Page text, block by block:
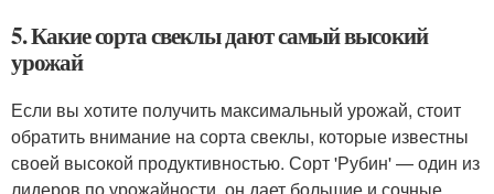
5. Какие сорта свеклы дают самый высокий
урожай
Если вы хотите получить максимальный урожай, стоит
обратить внимание на сорта свеклы, которые известны
своей высокой продуктивностью. Сорт 'Рубин' — один из